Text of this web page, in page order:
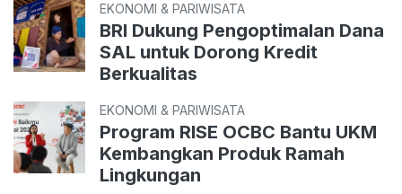
EKONOMI & PARIWISATA
BRI Dukung Pengoptimalan Dana
SAL untuk Dorong Kredit
Berkualitas
EKONOMI & PARIWISATA
Program RISE OCBC Bantu UKM
Kembangkan Produk Ramah
Lingkungan